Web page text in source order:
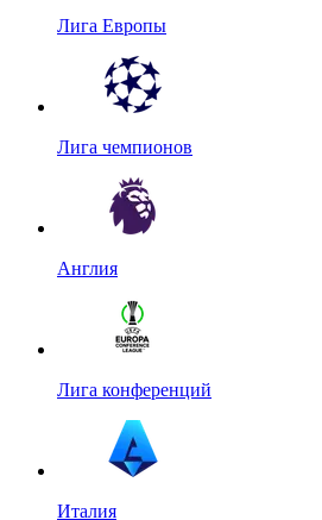
Лига Европы
Лига чемпионов
Англия
Лига конференций
Италия